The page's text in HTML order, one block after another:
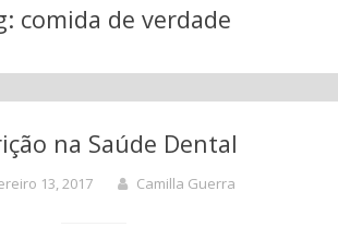
comida de verdade
na Saúde Dental
13, 2017 Camilla Guerra